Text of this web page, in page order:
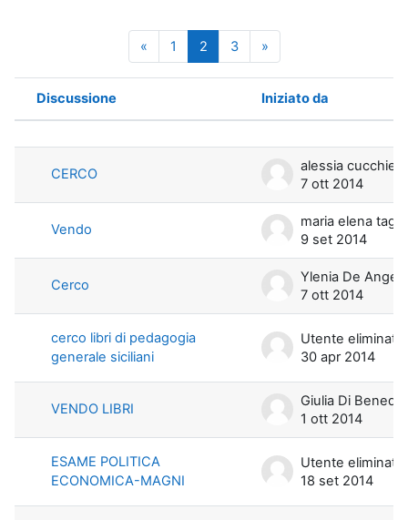
«Pagina precedente
1 Pagina 1
2Pagina 2
3Pagina 3
»Pagina successiva
Stato
Discussione Iniziato da
CERCO
alessia cucchiella
7 ott 2014
Vendo
9 set 2014
Cerco
Ylenia De
7 ott 2014
cerco libri di pedagogia
generale siciliani
Utente eliminato
30 apr 2014
VENDO LIBRI
1 ott 2014
ESAME POLITICA
ECONOMICA-MAGNI
Utente eliminato
18 set 2014